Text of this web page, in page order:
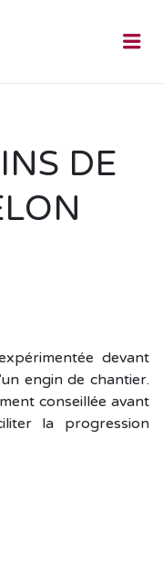
DE
devant
engin de chantier.
conseillée avant
la progression